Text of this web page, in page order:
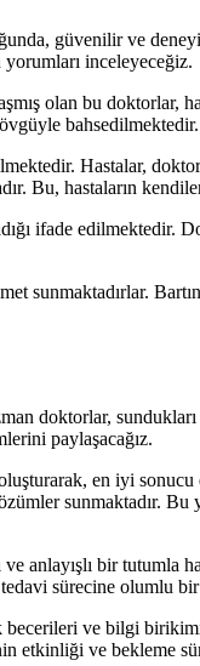
güvenilir ve
inceleyeceğiz.
olan bu doktorlar,
bahsedilmektedir.
Hastalar,
Bu, hastaların
ifade edilmektedir.
sunmaktadırlar.
doktorlar,
paylaşacağız.
en iyi
sunmaktadır. Bu
anlayışlı bir tutumla
sürecine olumlu bir
ve bilgi
etkinliği ve bekleme